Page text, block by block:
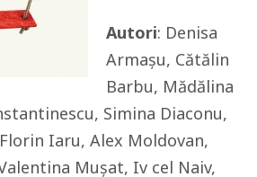
Autori: Denisa
Armașu, Cătălin
Barbu, Mădălina
Simina Diaconu,
Iaru, Alex Moldovan,
Mușat, Iv cel Naiv,